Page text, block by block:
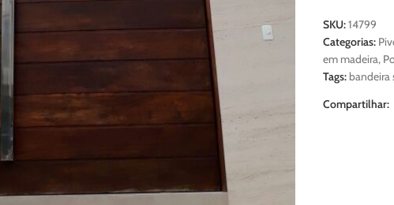
SKU:14799
Categorias:
em madeira,
Tags: bandeira
Compartilhar: